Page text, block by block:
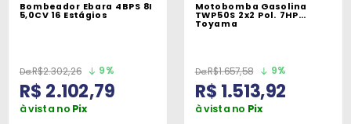
Bombeador Ebara 4BPS 8I
5,0CV 16 Estágios
R$2.302,26 9%
R$ 2.102,79
à vista no Pix
Motobomba Gasolina
TWP50S 2x2 Pol. 7HP
Toyama
R$1.657,58 9%
R$ 1.513,92
à vista no Pix